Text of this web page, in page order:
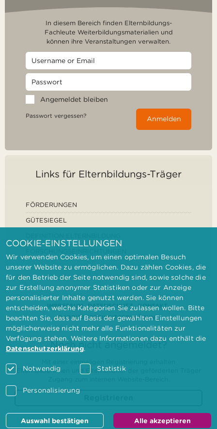
In diesem Bereich finden Elternbildungs-
Fachleute Weiterbildungsmaterialien und
können ihre Veranstaltungen verwalten.
Angemeldet bleiben
Passwort vergessen? Anmelden
Links für Elternbildungs-Träger
FÖRDERUNGEN
GÜTESIEGEL
IMPRESSUM DATENSCHUTZ
KONTAKT
BARRIEREFREIHEITSERKLÄRUNG
Noch nicht angemeldet?
Elternbilderinnen und Elternbildner der geförderten Träger
COOKIE-EINSTELLUNGEN
Wir verwenden Cookies, um einen optimalen Besuch
unserer Website zu ermöglichen. Dazu zählen Cookies, die
für den Betrieb der Seite notwendig sind, sowie solche die
zur Erstellung anonymer Statistiken oder zur Anzeige
personalisierter Inhalte genutzt werden. Sie können
entscheiden, welche Kategorien Sie zulassen wollen. Bitte
beachten Sie, dass auf Basis der gewählten Einstellungen
möglicherweise nicht mehr alle Funktionalitäten zur
Verfügung stehen. Weitere Informationen dazu enthält die
Datenschutzerklärung.
Notwendig Statistik
Personalisierung
Auswahl bestätigen Alle akzeptieren